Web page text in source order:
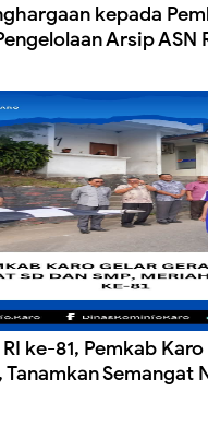
kepada
Arsip ASN
ke-81, Pemkab
Tanamkan Semangat